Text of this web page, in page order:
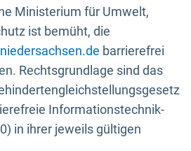
Ministerium für Umwelt,
ist bemüht, die
barrierefrei
Rechtsgrundlage sind das
Informationstechnik-
in ihrer jeweils gültigen